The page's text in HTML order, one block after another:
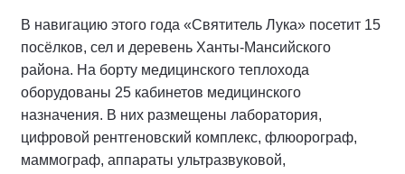
В навигацию этого года «Святитель Лука» посетит 15
посёлков, сел и деревень Ханты-Мансийского
района. На борту медицинского теплохода
оборудованы 25 кабинетов медицинского
назначения. В них размещены лаборатория,
цифровой рентгеновский комплекс, флюорограф,
маммограф, аппараты ультразвуковой,